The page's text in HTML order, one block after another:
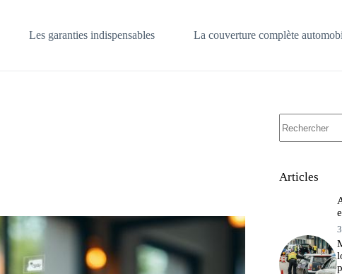
Les garanties indispensables La couverture complète
résultat
Articles